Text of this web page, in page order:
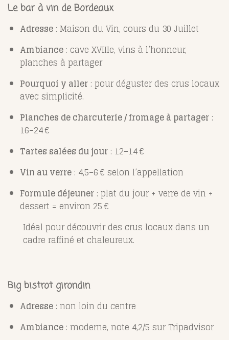
Le bar à vin de Bordeaux
Adresse : Maison du Vin, cours du 30 Juillet
Ambiance : cave XVIIIe, vins à l’honneur,
planches à partager
Pourquoi y aller : pour déguster des crus locaux
avec simplicité.
Planches de charcuterie / fromage à partager :
16–24 €
Tartes salées du jour : 12–14 €
Vin au verre : 4,5–6 € selon l’appellation
Formule déjeuner : plat du jour + verre de vin +
dessert = environ 25 €
Idéal pour découvrir des crus locaux dans un
cadre raffiné et chaleureux.
Big bistrot girondin
Adresse : non loin du centre
Ambiance : moderne, note 4,2/5 sur Tripadvisor